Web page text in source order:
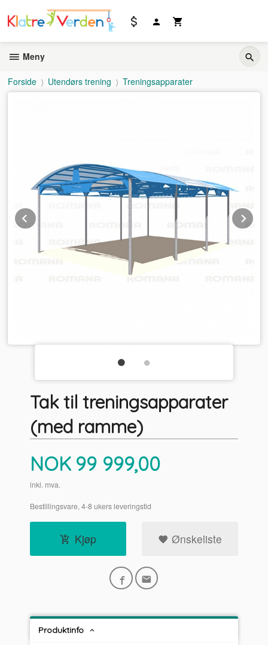
innholdet
Meny
Forside Utendørs trening Treningsapparater
Prev
Tak til treningsapparater
(med ramme)
Pris
NOK 99 999,00
inkl. mva.
Bestillingsvare, 4-8 ukers leveringstid
Kjøp Ønskeliste
Produktinfo